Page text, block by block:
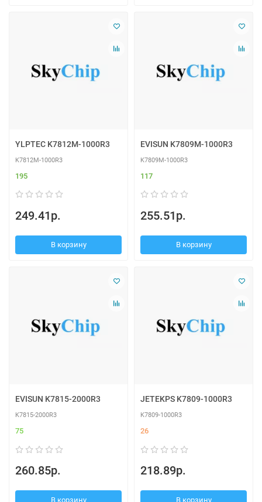
YLPTEC K7812M-1000R3
K7812M-1000R3
195
249.41р.
В корзину
EVISUN K7809M-1000R3
K7809M-1000R3
117
255.51р.
В корзину
EVISUN K7815-2000R3
K7815-2000R3
75
260.85р.
В корзину
JETEKPS K7809-1000R3
K7809-1000R3
26
218.89р.
В корзину